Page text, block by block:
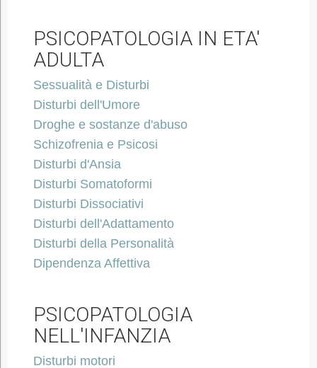
PSICOPATOLOGIA IN ETA'
ADULTA
Sessualità e Disturbi
Disturbi dell'Umore
Droghe e sostanze d'abuso
Schizofrenia e Psicosi
Disturbi d'Ansia
Disturbi Somatoformi
Disturbi Dissociativi
Disturbi dell'Adattamento
Disturbi della Personalità
Dipendenza Affettiva
PSICOPATOLOGIA
NELL'INFANZIA
Disturbi motori